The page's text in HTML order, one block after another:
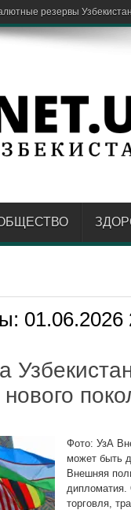
хотят восс
01.06.2026
Фото: УзА
может быть
Внешняя
дипломатия.
торговля,